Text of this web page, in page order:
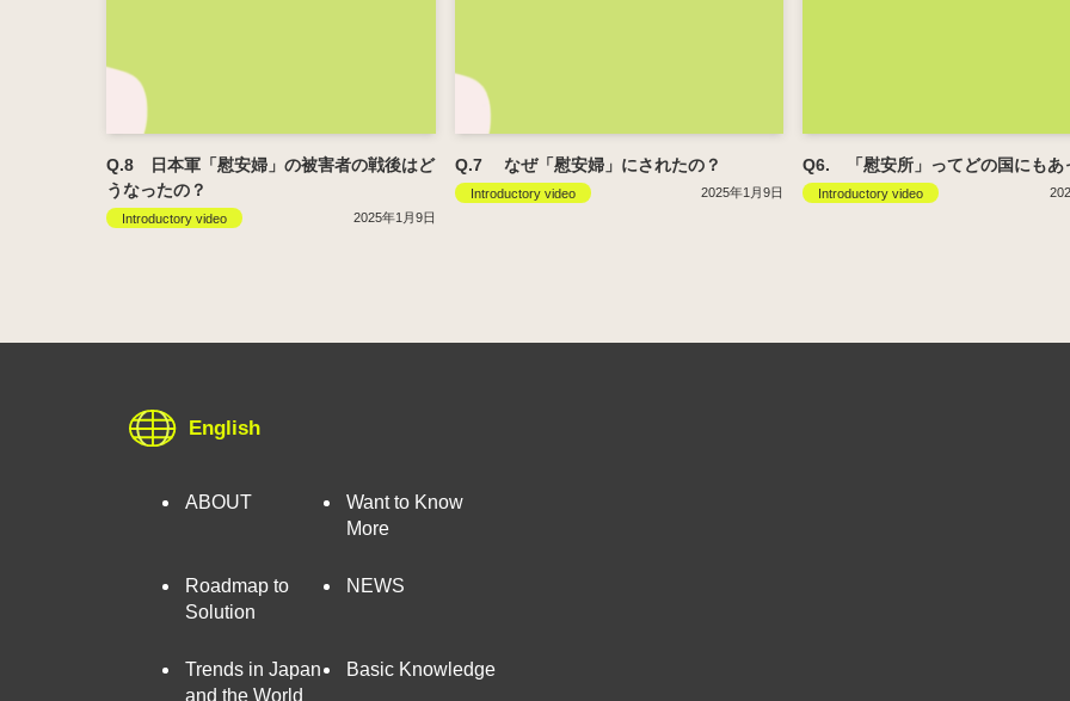
Q.8 日本軍「慰安婦」の被害者の戦後はど
うなったの？
Introductory video 2025年1月9日
Q.7 なぜ「慰安婦」にされたの？
Introductory video 2025年1月9日
Q6. 「慰安所」ってどの国にもあ
Introductory video
English
ABOUT
Want to Know
More
Roadmap to
Solution
NEWS
Trends in Japan
and the World
Basic Knowledge